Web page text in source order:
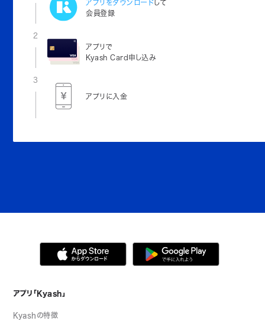
アプリをダウンロードして
会員登録
2
アプリで
Kyash Card申し込み
3
アプリに入金
アプリ「Kyash」
Kyashの特徴